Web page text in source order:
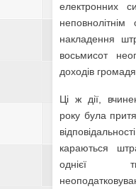
електронних
накладення
восьмисот
доходів
Ці ж дії,
року була
караються
однієї